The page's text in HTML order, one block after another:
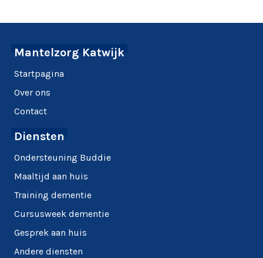
Mantelzorg Katwijk
Startpagina
Over ons
Contact
Diensten
Ondersteuning Buddie
Maaltijd aan huis
Training dementie
Cursusweek dementie
Gesprek aan huis
Andere diensten